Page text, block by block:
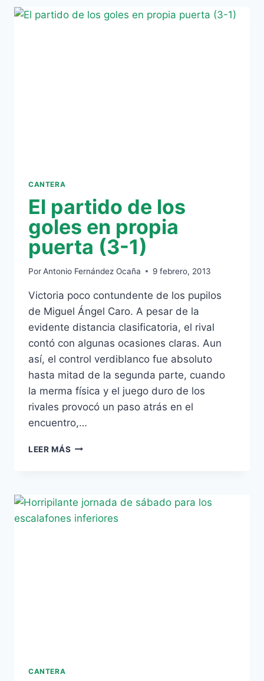
SUS
OPCIONES
CANTERA
El partido de los
goles en propia
puerta (3-1)
PorAntonio Fernández Ocaña 9 febrero, 2013
Victoria poco contundente de los pupilos
de Miguel Ángel Caro. A pesar de la
evidente distancia clasificatoria, el rival
contó con algunas ocasiones claras. Aun
así, el control verdiblanco fue absoluto
hasta mitad de la segunda parte, cuando
la merma física y el juego duro de los
rivales provocó un paso atrás en el
encuentro,…
LEER MÁS EL
EN
PROPIA
CANTERA